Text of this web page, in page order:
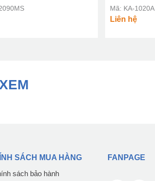
Mã: KA-1020A
Liên hệ
SÁCH MUA HÀNG
sách bảo hành
FANPAGE